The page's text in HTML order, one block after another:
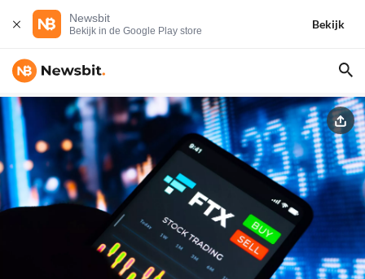
Newsbit
Bekijk in de Google Play store
Bekijk